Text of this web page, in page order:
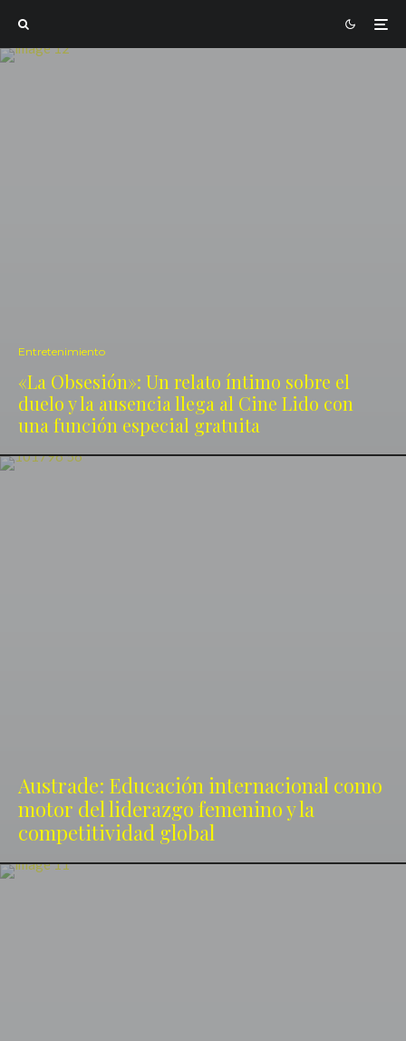
Entretenimiento
«La Obsesión»: Un relato íntimo sobre el
duelo y la ausencia llega al Cine Lido con
una función especial gratuita
Austrade: Educación internacional como
motor del liderazgo femenino y la
competitividad global